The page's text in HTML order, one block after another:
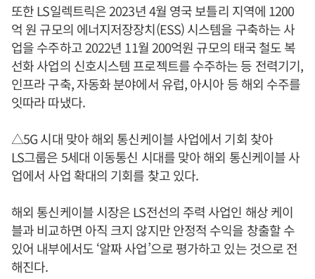
또한 LS일렉트릭은 2023년 4월 영국 보틀리 지역에 1200
억 원 규모의 에너지저장장치(ESS) 시스템을 구축하는 사
업을 수주하고 2022년 11월 200억원 규모의 태국 철도 복
선화 사업의 신호시스템 프로젝트를 수주하는 등 전력기기,
인프라 구축, 자동화 분야에서 유럽, 아시아 등 해외 수주를
잇따라 따냈다.
△5G 시대 맞아 해외 통신케이블 사업에서 기회 찾아
LS그룹은 5세대 이동통신 시대를 맞아 해외 통신케이블 사
업에서 사업 확대의 기회를 찾고 있다.
해외 통신케이블 시장은 LS전선의 주력 사업인 해상 케이
블과 비교하면 아직 크지 않지만 안정적 수익을 창출할 수
있어 내부에서도 ‘알짜 사업’으로 평가하고 있는 것으로 전
해진다.